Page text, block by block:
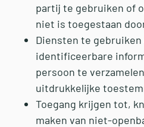
partij te gebruiken of
niet is toegestaan
Diensten te
identificeerbare
persoon te
uitdrukkelijke
Toegang krijgen tot,
maken van niet-